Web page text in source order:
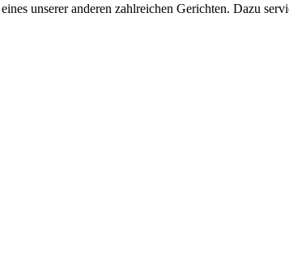
unserer anderen zahlreichen Gerichten. Dazu